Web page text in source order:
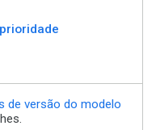
de versão do modelo